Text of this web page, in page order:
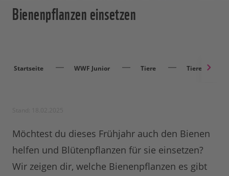
Bienenpflanzen einsetzen
Startseite WWF Junior Tiere Tieren helfen
Möchtest du dieses Frühjahr auch den Bienen
helfen und Blütenpflanzen für sie einsetzen?
Wir zeigen dir, welche Bienenpflanzen es gibt